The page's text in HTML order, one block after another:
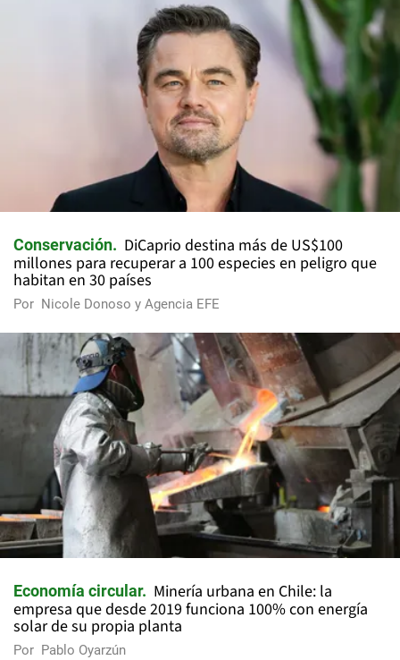
Conservación
DiCaprio destina más de US$100
millones para recuperar a 100 especies en peligro que
habitan en 30 países
Por Nicole Donoso y Agencia EFE
Economía circular
Minería urbana en Chile: la
empresa que desde 2019 funciona 100% con energía
solar de su propia planta
Por Pablo Oyarzún